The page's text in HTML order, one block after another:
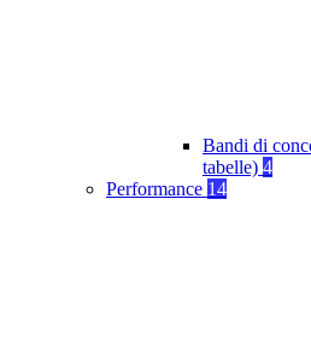
Bandi di
tabelle) 4
Performance 14